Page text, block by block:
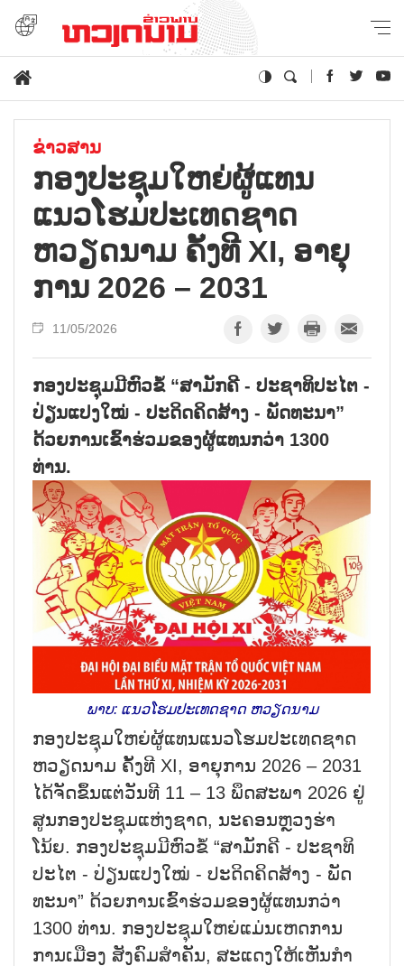
ຂ່າວສານ
ກອງ​ປະ​ຊຸມ​ໃຫຍ່​ຜູ້​ແທນ​
ແນວ​ໂຮມ​ປະ​ເທດ​ຊາດ
ຫວຽດ​ນາມ ຄັ້ງ​ທີ XI, ອາ​ຍຸ​
ການ 2026 – 2031
11/05/2026
ກອງ​ປະ​ຊຸມ​ມີ​ຫົວ​ຂໍ້ “ສາ​ມັກ​ຄີ - ປະ​ຊາ​ທິ​ປະ​ໄຕ -
ປ່ຽນ​ແປງ​ໃໝ່ - ປະ​ດິດ​ຄິດ​ສ້າງ - ພັດ​ທະ​ນາ”
ດ້ວຍ​ການ​ເຂົ້າ​ຮ່ວມ​ຂອງ​ຜູ້​ແທນກວ່າ 1300
ທ່ານ.
ພາບ: ແນວ​ໂຮມ​ປະ​ເທດ​ຊາດ ຫວຽດ​ນາມ
ກອງ​ປະ​ຊຸມ​ໃຫຍ່​ຜູ້​ແທນ​ແນວ​ໂຮມ​ປະ​ເທດ​ຊາດ
ຫວຽດ​ນາມ ຄັ້ງ​ທີ XI, ອາ​ຍຸ​ການ 2026 – 2031
ໄດ້​ຈັດ​ຂຶ້ນ​ແຕ່​ວັນ​ທີ 11 – 13 ພຶດ​ສະ​ພາ 2026 ຢູ່​
ສູນກອງ​ປະ​ຊຸມ​ແຫ່ງ​ຊາດ, ນະ​ຄອນຫຼວງ​ຮ່າ​
ໂນ້ຍ. ກອງ​ປະ​ຊຸມ​ມີ​ຫົວ​ຂໍ້ “ສາ​ມັກ​ຄີ - ປະ​ຊາ​ທິ​
ປະ​ໄຕ - ປ່ຽນ​ແປງ​ໃໝ່ - ປະ​ດິດ​ຄິດ​ສ້າງ - ພັດ​
ທະ​ນາ” ດ້ວຍ​ການ​ເຂົ້າ​ຮ່ວມ​ຂອງ​ຜູ້​ແທນກວ່າ
1300 ທ່ານ. ກອງ​ປະ​ຊຸມ​ໃຫຍ່​ແມ່ນ​ເຫດ​ການ​
ການ​ເມືອງ ສັງ​ຄົມ​ສຳ​ຄັນ, ສະ​ແດງ​ໃຫ້​ເຫັນ​ກຳ​